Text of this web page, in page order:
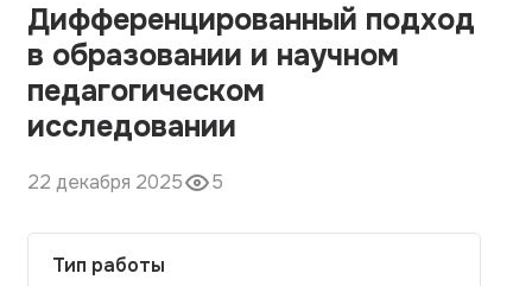
О компании
Наши гарантии
Порядок оплаты
Контакты
Дифференцированный подход
в образовании и научном
педагогическом
исследовании
22 декабря 2025 5
Тип работы